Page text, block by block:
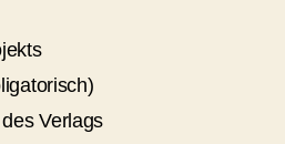
Verlags